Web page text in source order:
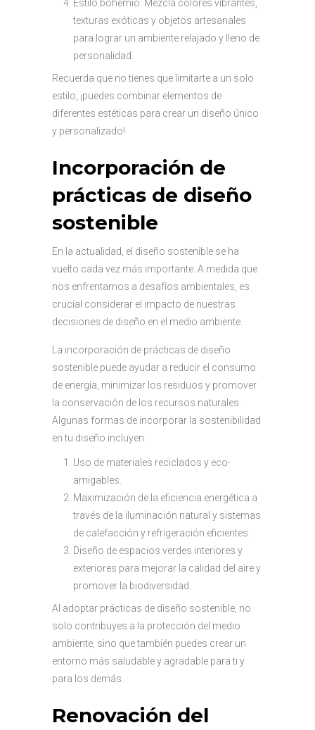
Estilo bohemio: Mezcla colores vibrantes,
texturas exóticas y objetos artesanales
para lograr un ambiente relajado y lleno de
personalidad.
Recuerda que no tienes que limitarte a un solo
estilo, ¡puedes combinar elementos de
diferentes estéticas para crear un diseño único
y personalizado!
Incorporación de
prácticas de diseño
sostenible
En la actualidad, el diseño sostenible se ha
vuelto cada vez más importante. A medida que
nos enfrentamos a desafíos ambientales, es
crucial considerar el impacto de nuestras
decisiones de diseño en el medio ambiente.
La incorporación de prácticas de diseño
sostenible puede ayudar a reducir el consumo
de energía, minimizar los residuos y promover
la conservación de los recursos naturales.
Algunas formas de incorporar la sostenibilidad
en tu diseño incluyen:
Uso de materiales reciclados y eco-
amigables.
Maximización de la eficiencia energética a
través de la iluminación natural y sistemas
de calefacción y refrigeración eficientes.
Diseño de espacios verdes interiores y
exteriores para mejorar la calidad del aire y
promover la biodiversidad.
Al adoptar prácticas de diseño sostenible, no
solo contribuyes a la protección del medio
ambiente, sino que también puedes crear un
entorno más saludable y agradable para ti y
para los demás.
Renovación del